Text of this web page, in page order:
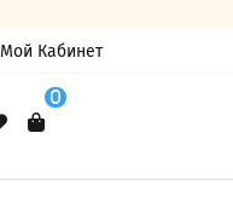
Мой Кабинет
0